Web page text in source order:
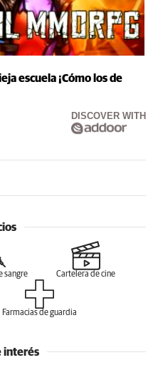
escuela ¡Cómo los de
DISCOVER WITH
sangre Cartelera de cine
Farmacias de guardia
interés